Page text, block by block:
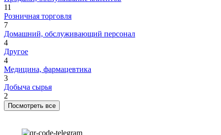
11
Розничная торговля
7
Домашний, обслуживающий персонал
4
Другое
4
Медицина, фармацевтика
3
Добыча сырья
2
Посмотреть все